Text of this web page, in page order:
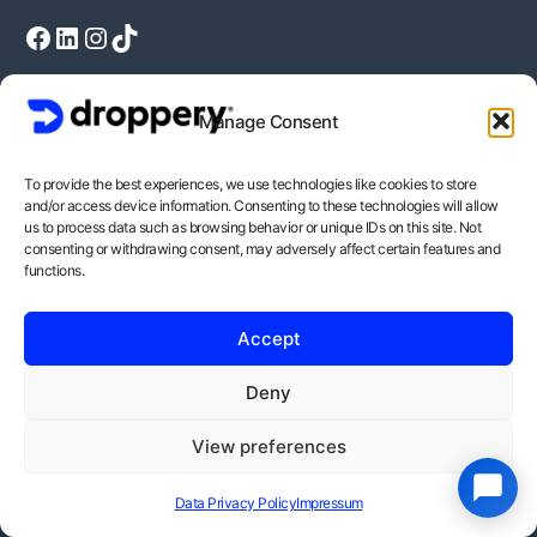
Manage Consent
To provide the best experiences, we use technologies like cookies to store
and/or access device information. Consenting to these technologies will allow
us to process data such as browsing behavior or unique IDs on this site. Not
consenting or withdrawing consent, may adversely affect certain features and
functions.
Accept
Deny
View preferences
Data Privacy PolicyImpressum
Facebook LinkedIn InstagramTikTok
Our Solutions: